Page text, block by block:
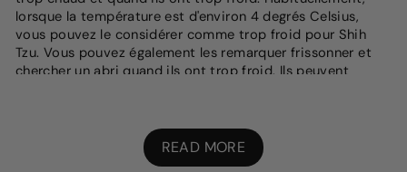
lorsque la température est d'environ 4 degrés Celsius,
vous pouvez le considérer comme trop froid pour Shih
Tzu. Vous pouvez également les remarquer frissonner et
chercher un abri quand ils ont trop froid. Ils peuvent
pouvez le trouver haletant rapidement ou ayant des
langues et des gencives rouge vif. Une salive épaisse et
collante est un autre indicateur que votre chien a trop
READ MORE